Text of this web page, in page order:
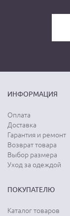
ИНФОРМАЦИЯ
Оплата
Доставка
Гарантия и ремонт
Возврат товара
Выбор размера
Уход за одеждой
ПОКУПАТЕЛЮ
Каталог товаров